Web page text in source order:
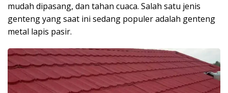
mudah dipasang, dan tahan cuaca. Salah satu jenis
genteng yang saat ini sedang populer adalah genteng
metal lapis pasir.